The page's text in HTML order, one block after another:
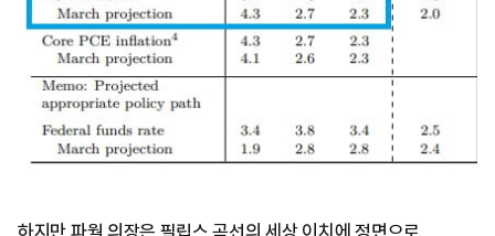
하지만 파월 의장은 필립스 곡선의 세상 이치에 정면으로